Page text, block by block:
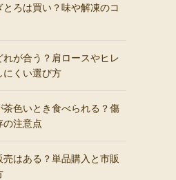
ろは買い？味や解凍のコ
が合う？肩ロースやヒレ
にくい選び方
茶色いとき食べられる？傷
の注意点
はある？単品購入と市販